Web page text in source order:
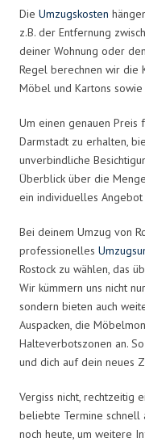
Die Umzugskosten
z.B. der Entfernung
deiner Wohnung oder
Regel berechnen wir die
Möbel und Kartons
Um einen genauen Preis
Darmstadt zu erhalten,
unverbindliche
Überblick über die
ein individuelles
Bei deinem Umzug von
professionelles
Rostock zu wählen, das
Wir kümmern uns nicht
sondern bieten auch
Auspacken, die
Halteverbotszonen an.
und dich auf dein neues
Vergiss nicht, rechtzeitig
beliebte Termine schnell
noch heute, um weitere